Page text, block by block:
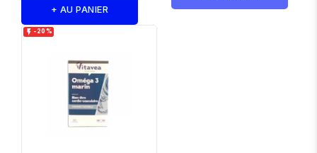
+ AU PANIER
 -20%